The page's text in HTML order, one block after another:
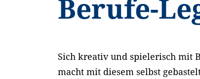
Berufe-
Sich kreativ und spielerisch mit
macht mit diesem selbst